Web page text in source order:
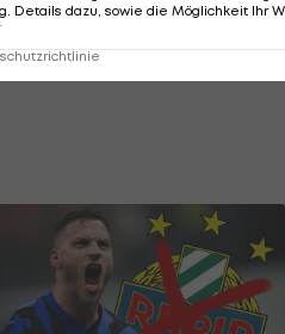
Details dazu, sowie die Möglichkeit Ihr